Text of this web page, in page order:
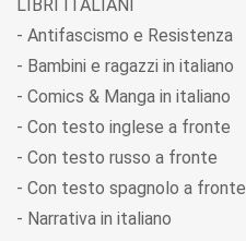
LIBRI ITALIANI
- Antifascismo e Resistenza
- Bambini e ragazzi in italiano
- Comics & Manga in italiano
- Con testo inglese a fronte
- Con testo russo a fronte
- Con testo spagnolo a fronte
- Narrativa in italiano